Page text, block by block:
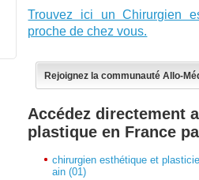
Trouvez ici un Chirurgien
proche de chez vous.
Rejoignez la communauté Allo-
Accédez directement
plastique en France
chirurgien esthétique et
ain (01)